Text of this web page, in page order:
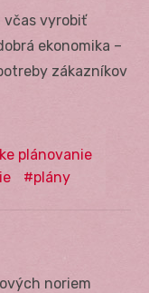
včas vyrobiť
ekonomika –
zákazníkov
plánovanie
plány
noriem